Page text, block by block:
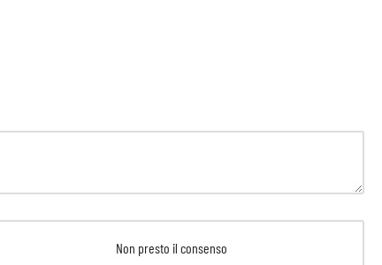
Non presto il consenso